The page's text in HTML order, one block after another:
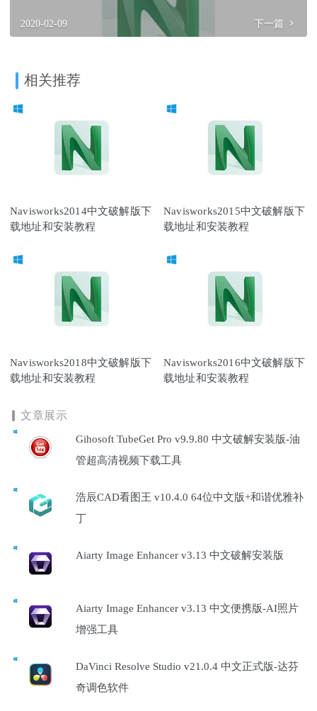
2020-02-09 下一篇
相关推荐
Navisworks2014中文破解版下
载地址和安装教程
Navisworks2015中文破解版下
载地址和安装教程
Navisworks2018中文破解版下
载地址和安装教程
Navisworks2016中文破解版下
载地址和安装教程
文章展示
Gihosoft TubeGet Pro v9.9.80 中文破解安装版-油
管超高清视频下载工具
浩辰CAD看图王 v10.4.0 64位中文版+和谐优雅补
丁
Aiarty Image Enhancer v3.13 中文破解安装版
Aiarty Image Enhancer v3.13 中文便携版-AI照片
增强工具
DaVinci Resolve Studio v21.0.4 中文正式版-达芬
奇调色软件